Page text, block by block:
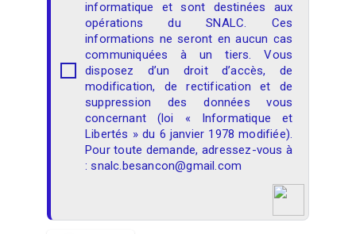
informatique et sont destinées aux
opérations du SNALC. Ces
informations ne seront en aucun cas
communiquées à un tiers. Vous
disposez d’un droit d’accès, de
modification, de rectification et de
suppression des données vous
concernant (loi « Informatique et
Libertés » du 6 janvier 1978 modifiée).
Pour toute demande, adressez-vous à
: snalc.besancon@gmail.com